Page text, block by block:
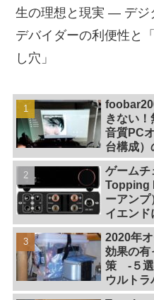
生の理想と現実 — デジ
デバイダーの利便性と
し穴」
きない
音質PC
台構成）
ホで操作
ゲームチ
Topping
ーアンプ
イエンド
トパフォ
ーアンプ
2020年
効果の有
策 -５選
ウルトラ
想アース